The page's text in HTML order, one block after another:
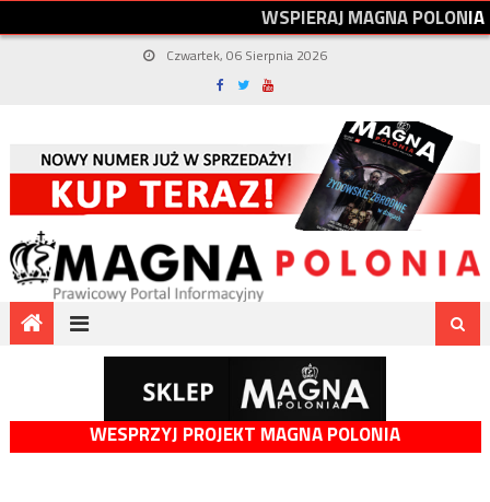
WSPIERAJMAGNAPOLONIA
Czwartek, 06 Sierpnia 2026
WESPRZYJ PROJEKT MAGNA POLONIA